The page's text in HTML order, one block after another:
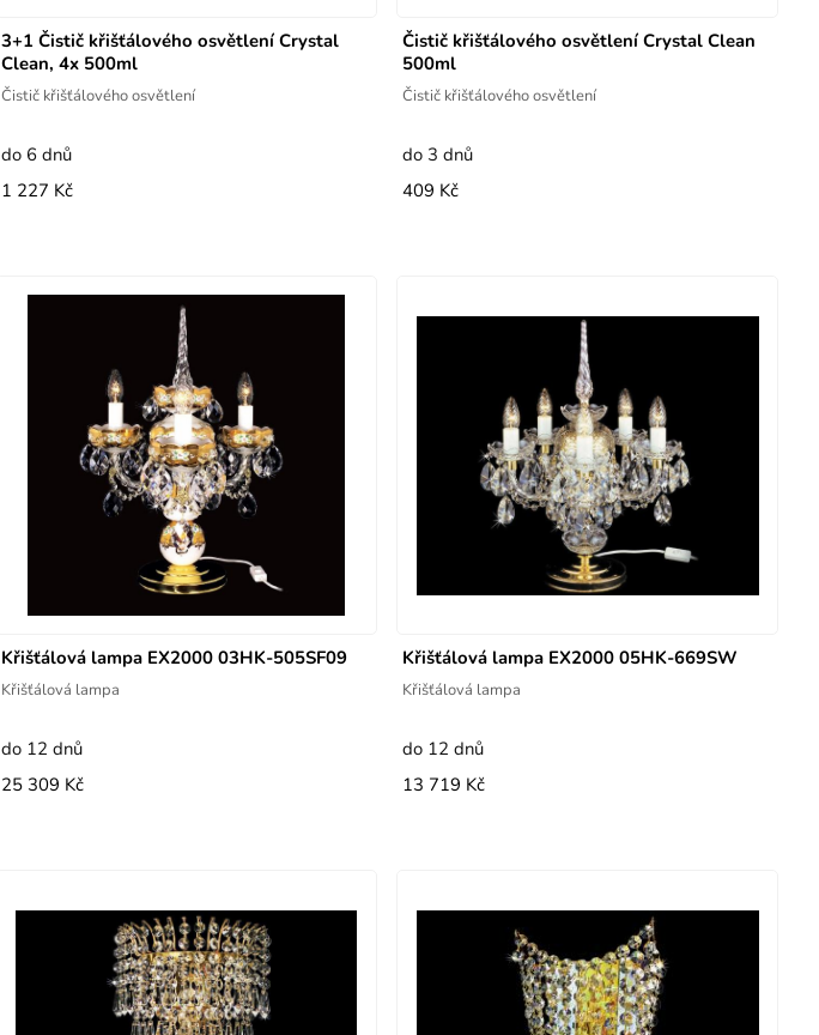
3+1 Čistič křišťálového osvětlení Crystal
Clean, 4x 500ml
Čistič křišťálového osvětlení
do 6 dnů
1 227 Kč
Čistič křišťálového osvětlení Crystal Clean
500ml
Čistič křišťálového osvětlení
do 3 dnů
409 Kč
Křišťálová lampa EX2000 03HK-505SF09
Křišťálová lampa
do 12 dnů
25 309 Kč
Křišťálová lampa EX2000 05HK-669SW
Křišťálová lampa
do 12 dnů
13 719 Kč